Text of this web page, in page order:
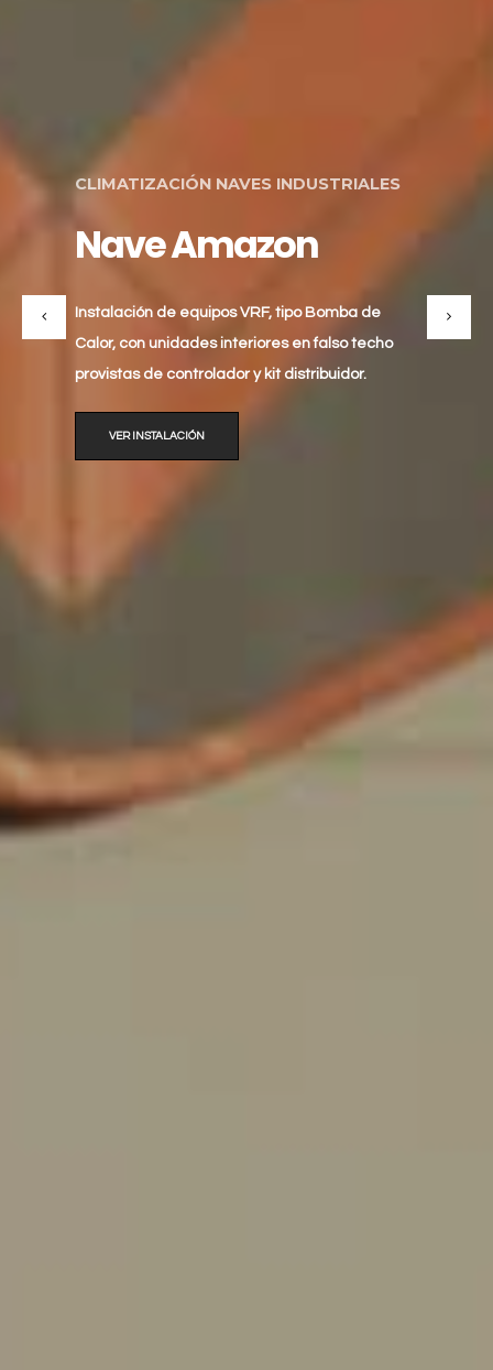
CLIMATIZACIÓN NAVES INDUSTRIALES
Nave Amazon
Instalación de equipos VRF, tipo Bomba de
Calor, con unidades interiores en falso techo
provistas de controlador y kit distribuidor.
VER INSTALACIÓN